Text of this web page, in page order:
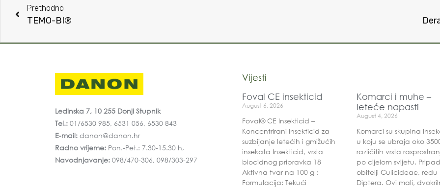
Prethodno
TEMO-BI®
Ledinska 7, 10 255 Donji Stupnik
Tel.: 01/6530 985, 6531 056, 6530 843
E-mail: danon@danon.hr
Radno vrijeme: Pon.-Pet.: 7.30-15.30 h,
Navodnjavanje: 098/470-306, 098/303-297
Vijesti
Foval CE insekticid
August 6, 2026
Foval® CE Insekticid –
Koncentrirani insekticid za
suzbijanje letećih i gmižućih
insekata Insekticid, vrsta
biocidnog pripravka 18
Aktivna tvar na 100 g :
Formulacija: Tekući
Komarci i muhe –
leteće napasti
August 4, 2026
Komarci su skupina
u koju se ubraja oko
različitih vrsta
po cijelom svijetu.
obitelji Culicideae, redu
Diptera. Ovi mali,